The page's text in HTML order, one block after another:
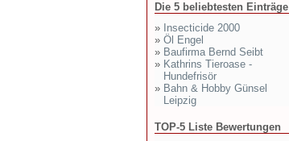
Die 5 beliebtesten Einträge
» Insecticide 2000
» Öl Engel
» Baufirma Bernd Seibt
» Kathrins Tieroase -
Hundefrisör
» Bahn & Hobby Günsel
Leipzig
TOP-5 Liste Bewertungen